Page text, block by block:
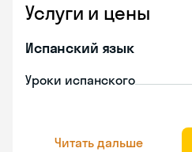
Услуги и цены
Испанский язык
Уроки испанского
Читать дальше